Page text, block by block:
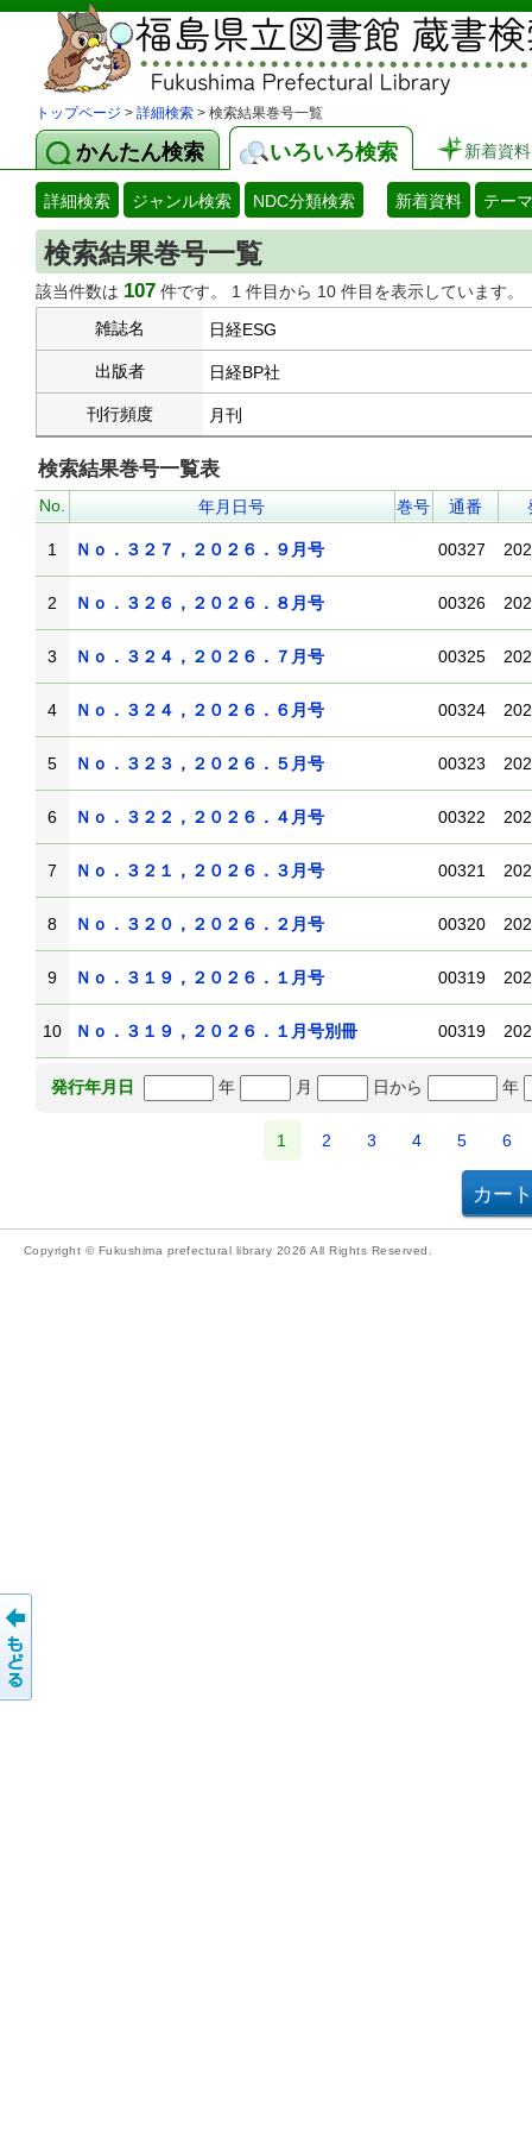
トップページ > 詳細検索 > 検索結果巻号一覧
かんたん検索 いろいろ検索 新着資料
詳細検索 ジャンル検索 NDC分類検索 新着資料 テー
検索結果巻号一覧
該当件数は 107 件です。 1 件目から 10 件目を表示しています。
雑誌名
日経ESG
出版者 日経BP社
刊行頻度 月刊
検索結果巻号一覧表
No. 年月日号 巻号 通番
1 Ｎｏ．３２７，２０２６．９月号 00327
2 Ｎｏ．３２６，２０２６．８月号 00326
3 Ｎｏ．３２４，２０２６．７月号 00325
4 Ｎｏ．３２４，２０２６．６月号 00324
5 Ｎｏ．３２３，２０２６．５月号 00323
6 Ｎｏ．３２２，２０２６．４月号 00322
7 Ｎｏ．３２１，２０２６．３月号 00321
8 Ｎｏ．３２０，２０２６．２月号 00320
9 Ｎｏ．３１９，２０２６．１月号 00319
10 Ｎｏ．３１９，２０２６．１月号別冊 00319
発行年月日 年 月 日から 年
1 2 3 4 5 6
Copyright © Fukushima prefectural library 2026 All Rights Reserved.